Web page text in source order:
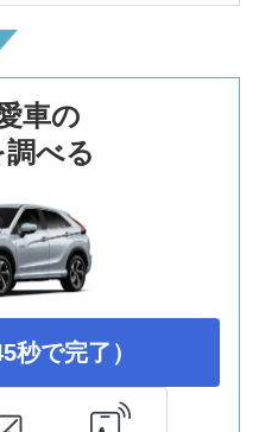
車の
べる
秒で完了）